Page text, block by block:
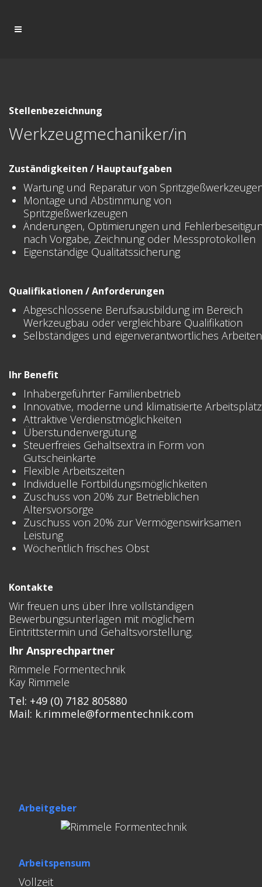
Stellenbezeichnung
Werkzeugmechaniker/in
Zuständigkeiten / Hauptaufgaben
Wartung und Reparatur von
Montage und Abstimmung von
Spritzgießwerkzeugen
Änderungen, Optimierungen und
nach Vorgabe, Zeichnung oder Messprotokollen
Eigenständige Qualitätssicherung
Qualifikationen / Anforderungen
Abgeschlossene Berufsausbildung im Bereich
Werkzeugbau oder vergleichbare Qualifikation
Selbständiges und eigenverantwortliches Arbeiten
Ihr Benefit
Inhabergeführter Familienbetrieb
Innovative, moderne und klimatisierte
Attraktive Verdienstmöglichkeiten
Überstundenvergütung
Steuerfreies Gehaltsextra in Form von
Gutscheinkarte
Flexible Arbeitszeiten
Individuelle Fortbildungsmöglichkeiten
Zuschuss von 20% zur Betrieblichen
Altersvorsorge
Zuschuss von 20% zur Vermögenswirksamen
Leistung
Wöchentlich frisches Obst
Kontakte
Wir freuen uns über Ihre vollständigen
Bewerbungsunterlagen mit möglichem
Eintrittstermin und Gehaltsvorstellung.
Ihr Ansprechpartner
Rimmele Formentechnik
Kay Rimmele
Tel: +49 (0) 7182 805880
Mail: k.rimmele@formentechnik.com
Arbeitgeber
Arbeitspensum
Vollzeit